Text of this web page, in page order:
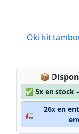
Oki kit
📦
✅ 5x en stock
🚛
26x en